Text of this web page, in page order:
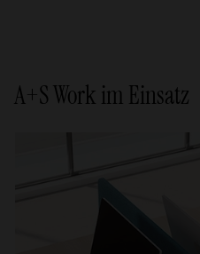
A+S Work im Einsatz